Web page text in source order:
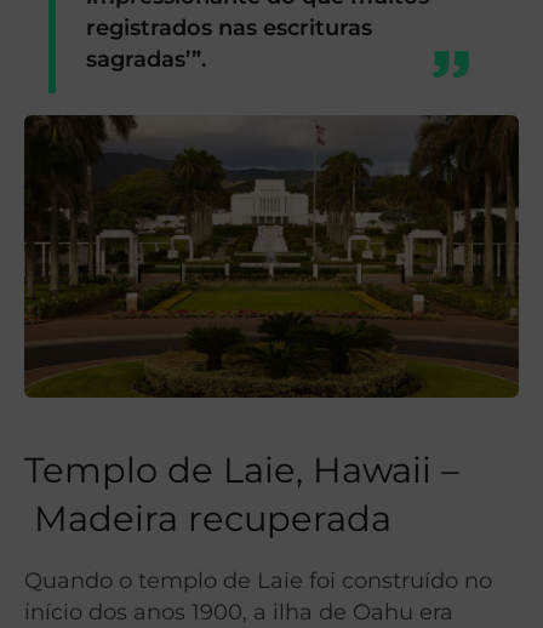
registrados nas escrituras
sagradas’”.
Templo de Laie, Hawaii –
Madeira recuperada
Quando o templo de Laie foi construído no
início dos anos 1900, a ilha de Oahu era